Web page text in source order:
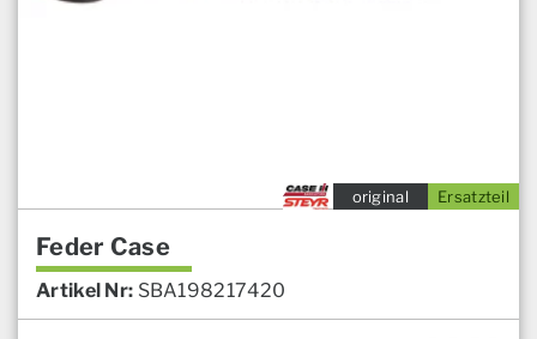
Ersatzteil
original
Feder Case
Artikel Nr: SBA198217420